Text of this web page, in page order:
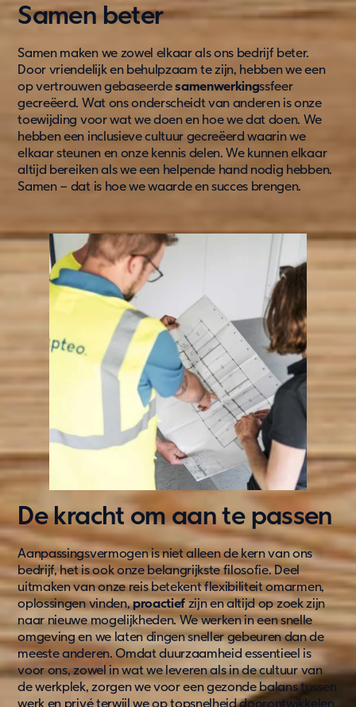
Updates
Nieuws
Klantcases
Updates
Over Ons
Contact
Pers & media
Vacatures
Jouw samenwerkingspartner
Ons doel
Over ons
Support
Service & support
Samen beter
Samen maken we zowel elkaar als ons bedrijf beter.
Door vriendelijk en behulpzaam te zijn, hebben we een
op vertrouwen gebaseerdesamenwerkingssfeer
gecreëerd. Wat ons onderscheidt van anderen is onze
toewijding voor wat we doen en hoe we dat doen. We
hebben een inclusieve cultuur gecreëerd waarin we
elkaar steunen en onze kennis delen. We kunnen elkaar
altijd bereiken als we een helpende hand nodig hebben.
Samen – dat is hoe we waarde en succes brengen.
De kracht om aan te passen
Aanpassingsvermogen is niet alleen de kern van ons
bedrijf, het is ook onze belangrijkste filosofie. Deel
uitmaken van onze reis betekent flexibiliteit omarmen,
oplossingen vinden,proactiefzijn en altijd op zoek zijn
naar nieuwe mogelijkheden. We werken in een snelle
omgeving en we laten dingen sneller gebeuren dan de
meeste anderen. Omdat duurzaamheid essentieel is
voor ons, zowel in wat we leveren als in de cultuur van
de werkplek, zorgen we voor een gezonde balans tussen
werk en privé terwijl we op topsnelheid doorontwikkelen.